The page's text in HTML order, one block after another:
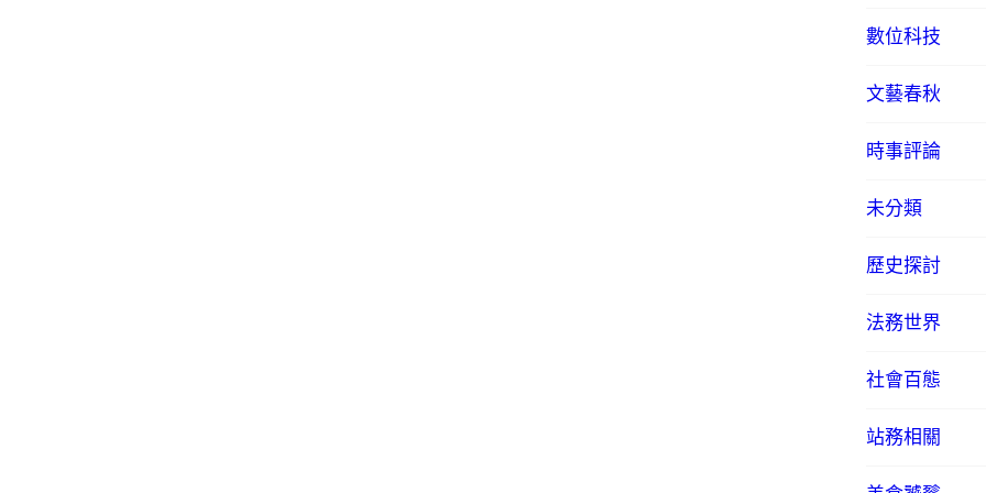
數位科技
文藝春秋
時事評論
未分類
歷史探討
法務世界
社會百態
站務相關